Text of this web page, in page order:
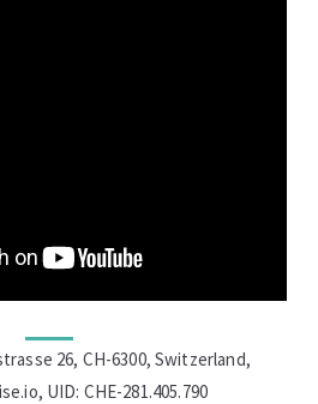
26, CH-6300, Switzerland,
, UID: CHE-281.405.790